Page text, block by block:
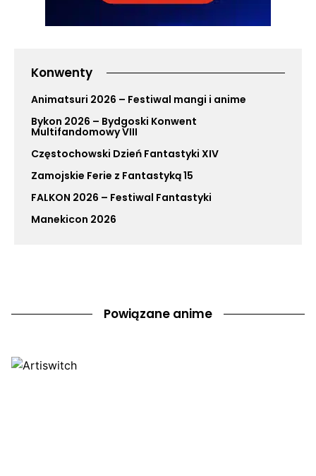
Konwenty
Animatsuri 2026 – Festiwal mangi i anime
Bykon 2026 – Bydgoski Konwent
Multifandomowy VIII
Częstochowski Dzień Fantastyki XIV
Zamojskie Ferie z Fantastyką 15
FALKON 2026 – Festiwal Fantastyki
Manekicon 2026
Powiązane anime